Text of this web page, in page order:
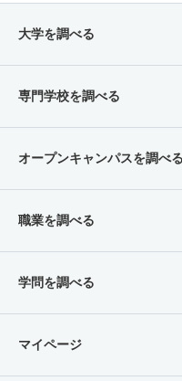
大学を調べる
専門学校を調べる
オープンキャンパスを調べる
職業を調べる
学問を調べる
マイページ